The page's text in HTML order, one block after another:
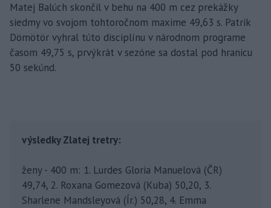
Matej Balúch skončil v behu na 400 m cez prekážky
siedmy vo svojom tohtoročnom maxime 49,63 s. Patrik
Dömötör vyhral túto disciplínu v národnom programe
časom 49,75 s, prvýkrát v sezóne sa dostal pod hranicu
50 sekúnd.
výsledky Zlatej tretry:
ženy - 400 m: 1. Lurdes Gloria Manuelová (ČR)
49,74, 2. Roxana Gomezová (Kuba) 50,20, 3.
Sharlene Mandsleyová (Ír.) 50,28, 4. Emma